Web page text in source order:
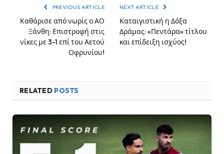
PREVIOUS ARTICLE
Καθάρισε από νωρίς ο ΑΟ
Ξάνθη: Επιστροφή στις
νίκες με 3-1 επί του Αετού
Οφρυνίου!
NEXT ARTICLE
Καταιγιστική η Δόξα
Δράμας: «Πεντάρα» τίτλου
και επίδειξη ισχύος!
RELATED POSTS